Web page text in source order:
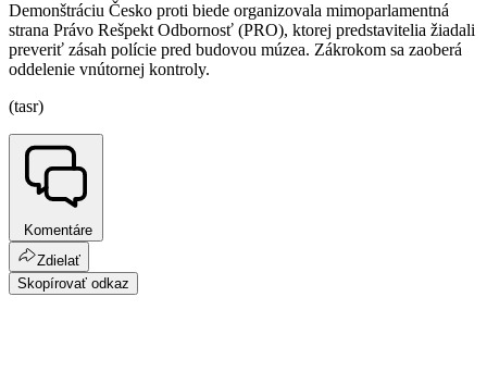
Demonštráciu Česko proti biede organizovala mimoparlamentná
strana Právo Rešpekt Odbornosť (PRO), ktorej predstavitelia žiadali
preveriť zásah polície pred budovou múzea. Zákrokom sa zaoberá
oddelenie vnútornej kontroly.
(tasr)
Komentáre
Zdielať
Skopírovať odkaz